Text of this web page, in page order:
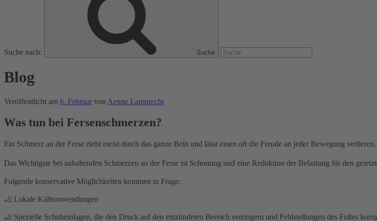
Suche nach: Suche
Blog
Veröffentlicht am 6. Februar von Aenne Lamprecht
Was tun bei Fersenschmerzen?
Ein Schmerz an der Ferse zieht meist durch das ganze Bein und lässt einen oft die Freude an jeder Bewegung
Das Wichtigste bei anhaltenden Schmerzen an der Ferse ist Schonung und eine Reduktion der Belastung für den
Folgende konservative Möglichkeiten kommen in Frage:⁣
🦶 Lokale Kälteanwendungen⁣
🦶 Spezielle Schuheinlagen, die den Druck auf den entzündeten Bereich verringern und Fehlstellungen des Fußes